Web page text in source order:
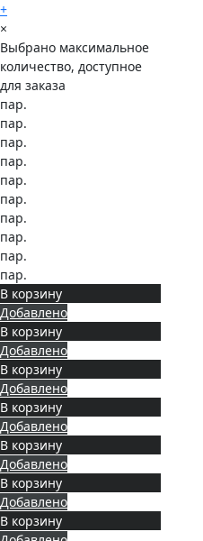
+
×
Выбрано максимальное
количество, доступное
для заказа
пар.
пар.
пар.
пар.
пар.
пар.
пар.
пар.
пар.
пар.
В корзину
Добавлено
В корзину
Добавлено
В корзину
Добавлено
В корзину
Добавлено
В корзину
Добавлено
В корзину
Добавлено
В корзину